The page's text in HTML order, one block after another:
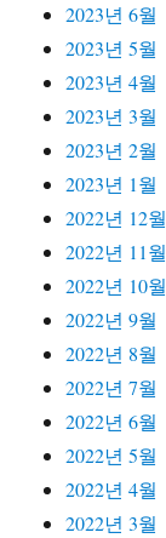
2023년 6월
2023년 5월
2023년 4월
2023년 3월
2023년 2월
2023년 1월
2022년 12월
2022년 11월
2022년 10월
2022년 9월
2022년 8월
2022년 7월
2022년 6월
2022년 5월
2022년 4월
2022년 3월